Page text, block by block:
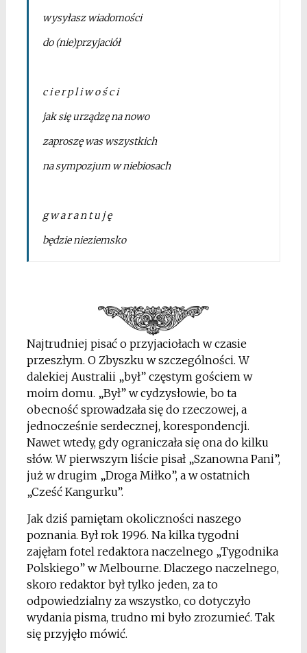
wysyłasz wiadomości
do (nie)przyjaciół
c i e r p l i w o ś c i
jak się urządzę na nowo
zaproszę was wszystkich
na sympozjum w niebiosach
g w a r a n t u j ę
będzie nieziemsko
Najtrudniej pisać o przyjaciołach w czasie
przeszłym. O Zbyszku w szczególności. W
dalekiej Australii „był” częstym gościem w
moim domu. „Był” w cydzysłowie, bo ta
obecność sprowadzała się do rzeczowej, a
jednocześnie serdecznej, korespondencji.
Nawet wtedy, gdy ograniczała się ona do kilku
słów. W pierwszym liście pisał „Szanowna Pani”,
już w drugim „Droga Miłko”, a w ostatnich
„Cześć Kangurku”.
Jak dziś pamiętam okoliczności naszego
poznania. Był rok 1996. Na kilka tygodni
zajęłam fotel redaktora naczelnego „Tygodnika
Polskiego” w Melbourne. Dlaczego naczelnego,
skoro redaktor był tylko jeden, za to
odpowiedzialny za wszystko, co dotyczyło
wydania pisma, trudno mi było zrozumieć. Tak
się przyjęło mówić.